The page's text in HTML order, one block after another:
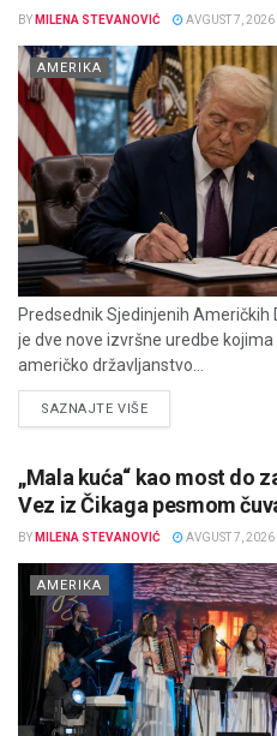
BY MILENA STEVANOVIĆ AVGUST 7, 2026
AMERIKA
Predsednik Sjedinjenih
je dve nove izvršne uredbe
američko državljanstvo...
SAZNAJTE VIŠEDETAILS
„Mala kuća“ kao most do
Vez iz Čikaga pesmom
BY MILENA STEVANOVIĆ AVGUST 7, 2026
AMERIKA